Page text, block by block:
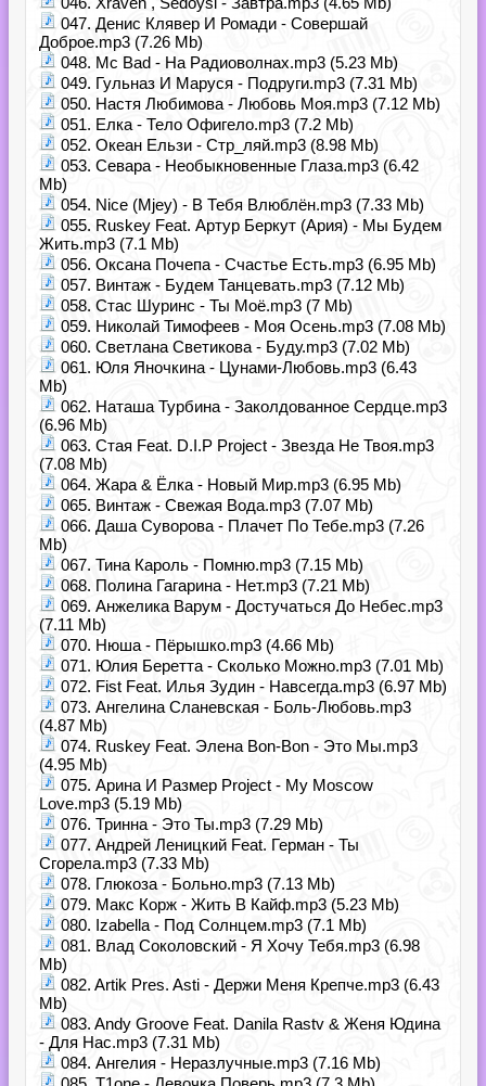
047. Денис Клявер И Ромади - Совершай
Доброе.mp3 (7.26 Mb)
048. Mc Bad - На Радиоволнах.mp3 (5.23 Mb)
049. Гульназ И Маруся - Подруги.mp3 (7.31 Mb)
050. Настя Любимова - Любовь Моя.mp3 (7.12 Mb)
051. Елка - Тело Офигело.mp3 (7.2 Mb)
052. Океан Ельзи - Стр_ляй.mp3 (8.98 Mb)
053. Севара - Необыкновенные Глаза.mp3 (6.42
Mb)
054. Nice (Mjey) - В Тебя Влюблён.mp3 (7.33 Mb)
055. Ruskey Feat. Артур Беркут (Ария) - Мы Будем
Жить.mp3 (7.1 Mb)
056. Оксана Почепа - Счастье Есть.mp3 (6.95 Mb)
057. Винтаж - Будем Танцевать.mp3 (7.12 Mb)
058. Стас Шуринс - Ты Моё.mp3 (7 Mb)
059. Николай Тимофеев - Моя Осень.mp3 (7.08 Mb)
060. Светлана Светикова - Буду.mp3 (7.02 Mb)
061. Юля Яночкина - Цунами-Любовь.mp3 (6.43
Mb)
062. Наташа Турбина - Заколдованное Сердце.mp3
(6.96 Mb)
063. Стая Feat. D.I.P Project - Звезда Не Твоя.mp3
(7.08 Mb)
064. Жара & Ёлка - Новый Мир.mp3 (6.95 Mb)
065. Винтаж - Свежая Вода.mp3 (7.07 Mb)
066. Даша Суворова - Плачет По Тебе.mp3 (7.26
Mb)
067. Тина Кароль - Помню.mp3 (7.15 Mb)
068. Полина Гагарина - Нет.mp3 (7.21 Mb)
069. Анжелика Варум - Достучаться До Небес.mp3
(7.11 Mb)
070. Нюша - Пёрышко.mp3 (4.66 Mb)
071. Юлия Беретта - Сколько Можно.mp3 (7.01 Mb)
072. Fist Feat. Илья Зудин - Навсегда.mp3 (6.97 Mb)
073. Ангелина Сланевская - Боль-Любовь.mp3
(4.87 Mb)
074. Ruskey Feat. Элена Bon-Bon - Это Мы.mp3
(4.95 Mb)
075. Арина И Размер Project - My Moscow
Love.mp3 (5.19 Mb)
076. Тринна - Это Ты.mp3 (7.29 Mb)
077. Андрей Леницкий Feat. Герман - Ты
Сгорела.mp3 (7.33 Mb)
078. Глюкоза - Больно.mp3 (7.13 Mb)
079. Макс Корж - Жить В Кайф.mp3 (5.23 Mb)
080. Izabella - Под Солнцем.mp3 (7.1 Mb)
081. Влад Соколовский - Я Хочу Тебя.mp3 (6.98
Mb)
082. Artik Pres. Asti - Держи Меня Крепче.mp3 (6.43
Mb)
083. Andy Groove Feat. Danila Rastv & Женя Юдина
- Для Нас.mp3 (7.31 Mb)
084. Ангелия - Неразлучные.mp3 (7.16 Mb)